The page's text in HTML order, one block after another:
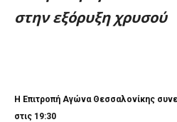
στην εξόρυξη χρυσού
Η Επιτροπή Αγώνα Θεσσαλονίκης
στις 19:30